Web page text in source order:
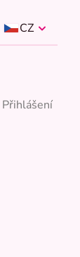
CZ
Přihlášení